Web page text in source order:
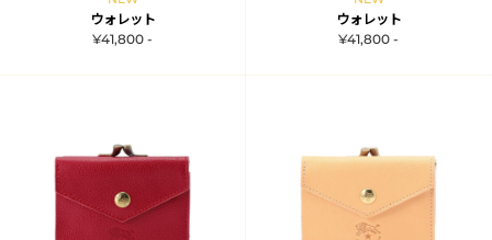
ウォレット
¥41,800 -
ウォレット
¥41,800 -